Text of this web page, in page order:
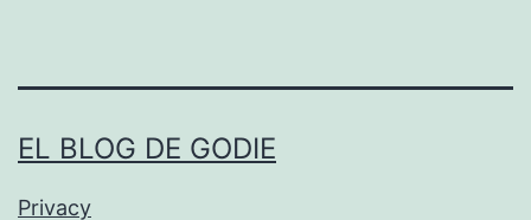
EL BLOG DE GODIE
Privacy